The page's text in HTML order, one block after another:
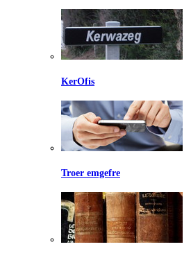
KerOfis
Troer emgefre